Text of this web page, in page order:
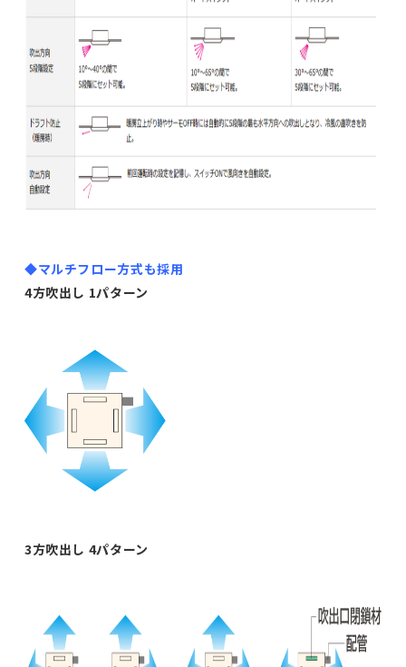
◆マルチフロー方式も採用
4方吹出し 1パターン
3方吹出し 4パターン